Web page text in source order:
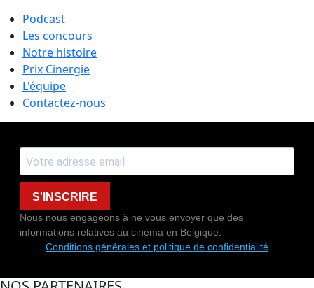
Podcast
Les concours
Notre histoire
Prix Cinergie
L'équipe
Contactez-nous
S'INSCRIRE
Nous nous engageons à ne vous envoyer que des
informations relatives au cinéma en Belgique.
Conditions générales et politique de confidentialité